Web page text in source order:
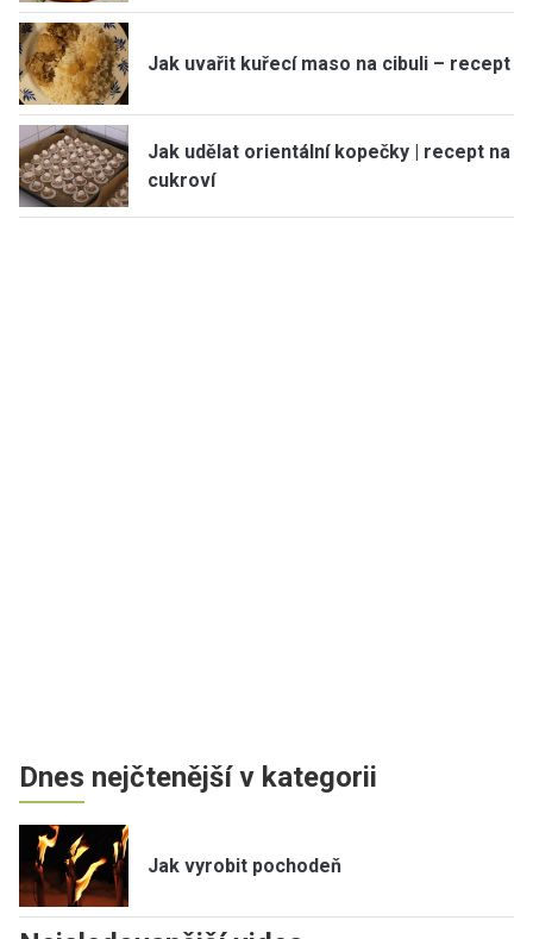
Jak uvařit kuřecí maso na cibuli – recept
Jak udělat orientální kopečky | recept na
cukroví
Dnes nejčtenější v kategorii
Jak vyrobit pochodeň